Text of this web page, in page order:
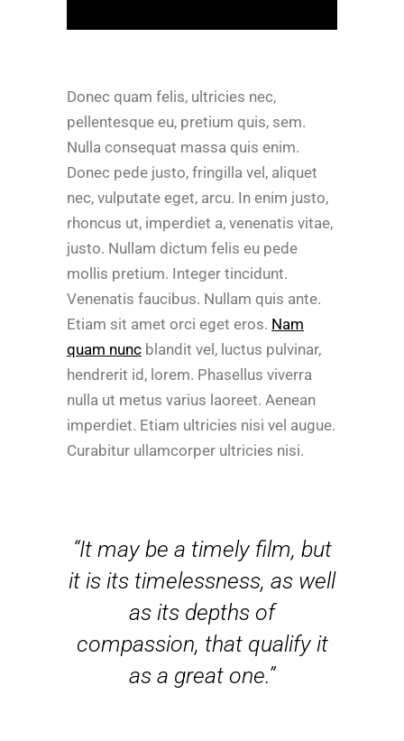
Donec quam felis, ultricies nec,
pellentesque eu, pretium quis, sem.
Nulla consequat massa quis enim.
Donec pede justo, fringilla vel, aliquet
nec, vulputate eget, arcu. In enim justo,
rhoncus ut, imperdiet a, venenatis vitae,
justo. Nullam dictum felis eu pede
mollis pretium. Integer tincidunt.
Venenatis faucibus. Nullam quis ante.
Etiam sit amet orci eget eros. Nam
quam nunc blandit vel, luctus pulvinar,
hendrerit id, lorem. Phasellus viverra
nulla ut metus varius laoreet. Aenean
imperdiet. Etiam ultricies nisi vel augue.
Curabitur ullamcorper ultricies nisi.
“It may be a timely film, but
it is its timelessness, as well
as its depths of
compassion, that qualify it
as a great one.”